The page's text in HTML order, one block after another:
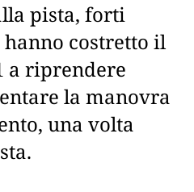
pista, forti
costretto il
a riprendere
la manovra
una volta